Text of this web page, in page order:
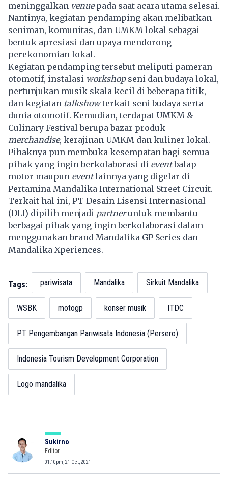
meninggalkan venuepada saat acara utama selesai.
Nantinya, kegiatan pendamping akan melibatkan
seniman, komunitas, dan UMKM lokal sebagai
bentuk apresiasi dan upaya mendorong
perekonomian lokal.
Kegiatan pendamping tersebut meliputi pameran
otomotif, instalasi workshopseni dan budaya lokal,
pertunjukan musik skala kecil di beberapa titik,
dan kegiatan talkshowterkait seni budaya serta
dunia otomotif. Kemudian, terdapat UMKM &
Culinary Festival berupa bazar produk
merchandise, kerajinan UMKM dan kuliner lokal.
Pihaknya pun membuka kesempatan bagi semua
pihak yang ingin berkolaborasi di eventbalap
motor maupun eventlainnya yang digelar di
Pertamina Mandalika International Street Circuit.
Terkait hal ini, PT Desain Lisensi Internasional
(DLI) dipilih menjadi partneruntuk membantu
berbagai pihak yang ingin berkolaborasi dalam
menggunakan brand Mandalika GP Series dan
Mandalika Xperiences.
Tags: pariwisata Mandalika Sirkuit Mandalika
WSBK motogp konser musik ITDC
PT Pengembangan Pariwisata Indonesia (Persero)
Indonesia Tourism Development Corporation
Logo mandalika
Sukirno
Editor
01:10pm, 21 Oct, 2021